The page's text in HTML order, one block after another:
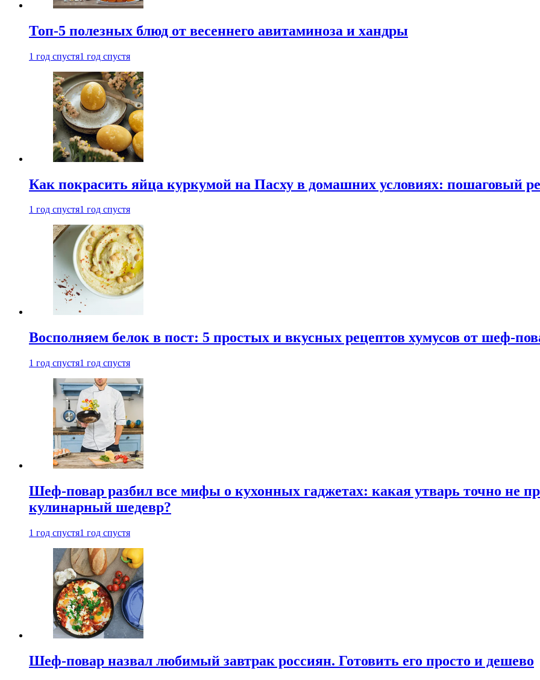
Топ-5 полезных блюд от весеннего авитаминоза и хандры
1 год спустя1 год спустя
Как покрасить яйца куркумой на Пасху в домашних условиях: пошаговый
1 год спустя1 год спустя
Восполняем белок в пост: 5 простых и вкусных рецептов хумусов от шеф-
1 год спустя1 год спустя
Шеф-повар разбил все мифы о кухонных гаджетах: какая утварь точно не
кулинарный шедевр?
1 год спустя1 год спустя
Шеф-повар назвал любимый завтрак россиян. Готовить его просто и дешево